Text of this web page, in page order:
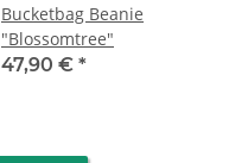
Bucketbag Beanie
"Blossomtree"
47,90 € *